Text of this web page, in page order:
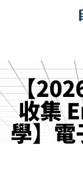
【
收集
學】電